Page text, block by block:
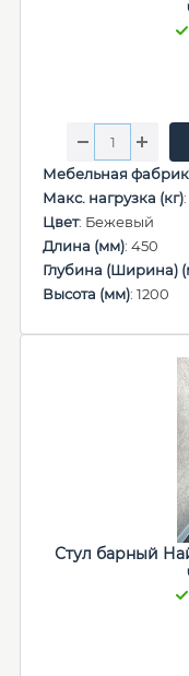
Мебельная
Макс. нагрузка (кг)
Цвет: Бежевый
Длина (мм): 450
Глубина (Ширина)
Высота (мм): 1200
Стул барный